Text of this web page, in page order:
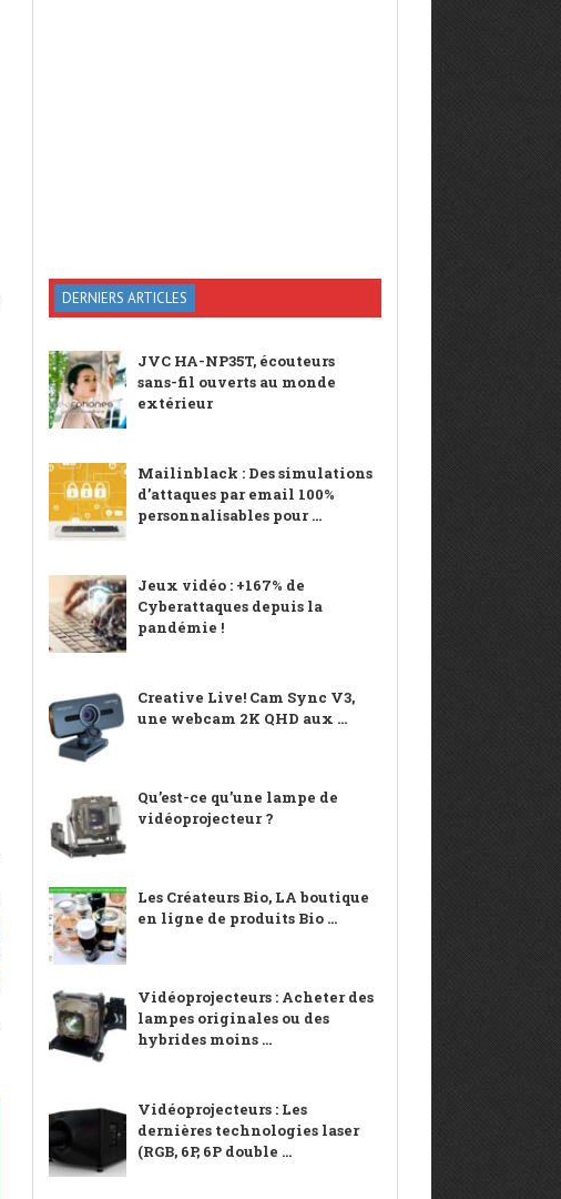
DERNIERS ARTICLES
JVC HA-NP35T, écouteurs
sans-fil ouverts au monde
extérieur
Mailinblack : Des simulations
d’attaques par email 100%
personnalisables pour ...
Jeux vidéo : +167% de
Cyberattaques depuis la
pandémie !
Creative Live! Cam Sync V3,
une webcam 2K QHD aux ...
Qu’est-ce qu’une lampe de
vidéoprojecteur ?
Les Créateurs Bio, LA boutique
en ligne de produits Bio ...
Vidéoprojecteurs : Acheter des
lampes originales ou des
hybrides moins ...
Vidéoprojecteurs : Les
dernières technologies laser
(RGB, 6P, 6P double ...